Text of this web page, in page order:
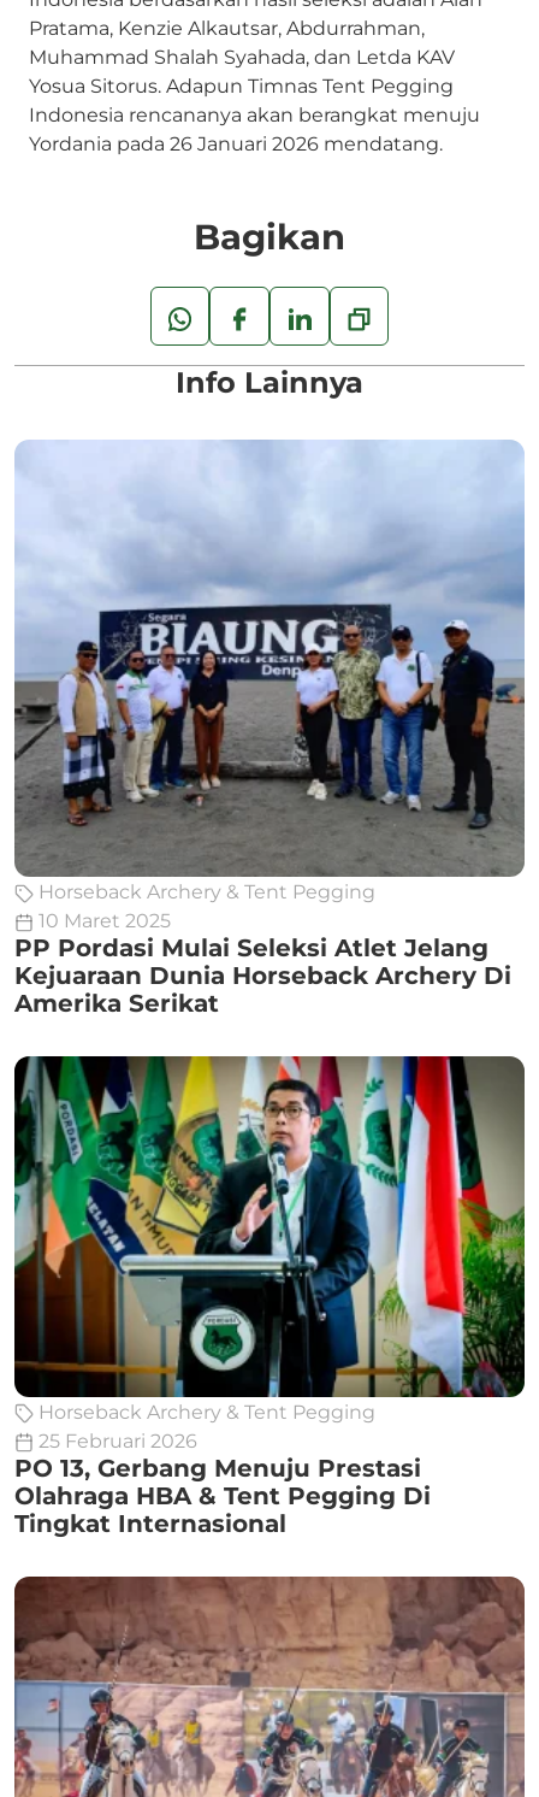
Pratama, Kenzie Alkautsar, Abdurrahman,
Muhammad Shalah Syahada, dan Letda KAV
Yosua Sitorus. Adapun Timnas Tent Pegging
Indonesia rencananya akan berangkat menuju
Yordania pada 26 Januari 2026 mendatang.
Bagikan
Info Lainnya
Horseback Archery & Tent Pegging
10 Maret 2025
PP Pordasi Mulai Seleksi Atlet Jelang
Kejuaraan Dunia Horseback Archery Di
Amerika Serikat
Horseback Archery & Tent Pegging
25 Februari 2026
PO 13, Gerbang Menuju Prestasi
Olahraga HBA & Tent Pegging Di
Tingkat Internasional